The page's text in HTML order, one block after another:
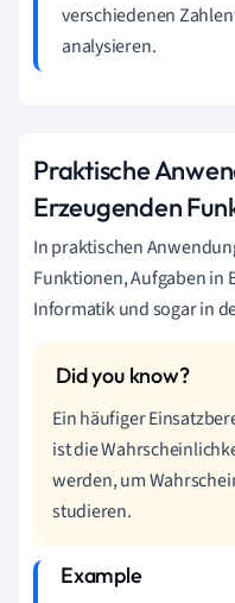
verschiedenen
analysieren.
Praktische
Erzeugenden
In praktischen
Funktionen, Aufgaben in
Informatik und sogar in
Ein häufiger
ist die
werden, um
studieren.